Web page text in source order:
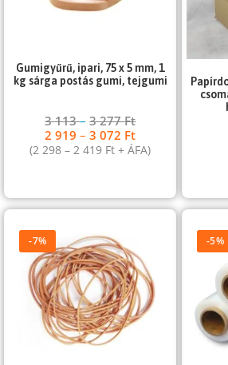
Gumigyűrű, ipari, 75 x 5 mm, 1
kg sárga postás gumi, tejgumi
3 113–3 277Ft
2 919–3 072 Ft
(2 298–2 419 Ft + ÁFA)
-7% -5%